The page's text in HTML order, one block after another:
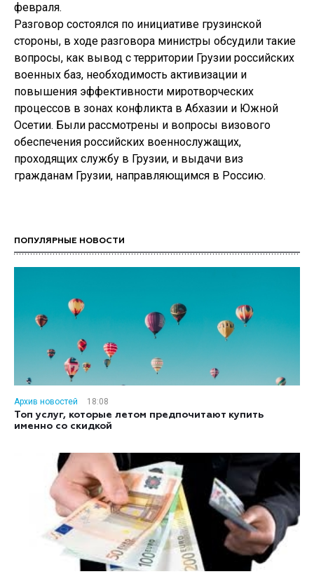
февраля.
Разговор состоялся по инициативе грузинской
стороны, в ходе разговора министры обсудили такие
вопросы, как вывод с территории Грузии российских
военных баз, необходимость активизации и
повышения эффективности миротворческих
процессов в зонах конфликта в Абхазии и Южной
Осетии. Были рассмотрены и вопросы визового
обеспечения российских военнослужащих,
проходящих службу в Грузии, и выдачи виз
гражданам Грузии, направляющимся в Россию.
ПОПУЛЯРНЫЕ НОВОСТИ
Архив новостей
18:08
Топ услуг, которые летом предпочитают купить
именно со скидкой